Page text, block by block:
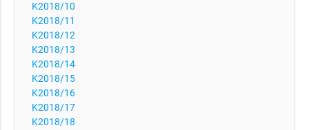
K2018/10
K2018/11
K2018/12
K2018/13
K2018/14
K2018/15
K2018/16
K2018/17
K2018/18